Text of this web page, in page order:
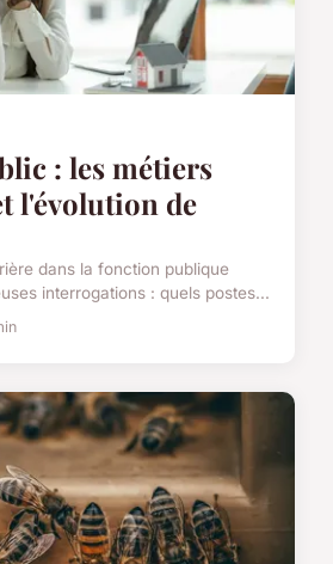
: les métiers
l'évolution de
dans la fonction publique
interrogations : quels postes...